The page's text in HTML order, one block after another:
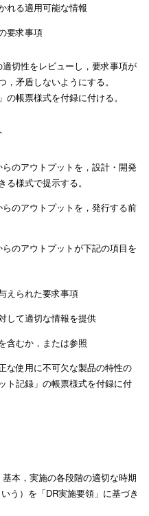
る適用可能な情報
要求事項
適切性をレビューし，要求事項が
矛盾しないようにする。
の帳票様式を付録に付ける。
らのアウトプットを，設計・開発
様式で提示する。
らのアウトプットを，発行する前
のアウトプットが下記の項目を
られた要求事項
て適切な情報を提供
むか，または参照
使用に不可欠な製品の特性の
ト記録」の帳票様式を付録に付
本，実施の各段階の適切な時期
う）を「DR実施要領」に基づき